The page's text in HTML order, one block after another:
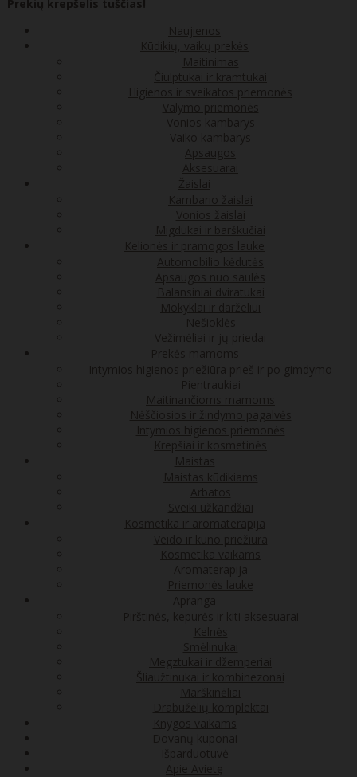
Prekių krepšelis tuščias!
Naujienos
Kūdikių, vaikų prekės
Maitinimas
Čiulptukai ir kramtukai
Higienos ir sveikatos priemonės
Valymo priemonės
Vonios kambarys
Vaiko kambarys
Apsaugos
Aksesuarai
Žaislai
Kambario žaislai
Vonios žaislai
Migdukai ir barškučiai
Kelionės ir pramogos lauke
Automobilio kėdutės
Apsaugos nuo saulės
Balansiniai dviratukai
Mokyklai ir darželiui
Nešioklės
Vežimėliai ir jų priedai
Prekės mamoms
Intymios higienos priežiūra prieš ir po gimdymo
Pientraukiai
Maitinančioms mamoms
Nėščiosios ir žindymo pagalvės
Intymios higienos priemonės
Krepšiai ir kosmetinės
Maistas
Maistas kūdikiams
Arbatos
Sveiki užkandžiai
Kosmetika ir aromaterapija
Veido ir kūno priežiūra
Kosmetika vaikams
Aromaterapija
Priemonės lauke
Apranga
Pirštinės, kepurės ir kiti aksesuarai
Kelnės
Smėlinukai
Megztukai ir džemperiai
Šliaužtinukai ir kombinezonai
Marškinėliai
Drabužėlių komplektai
Knygos vaikams
Dovanų kuponai
Išparduotuvė
Apie Avietę